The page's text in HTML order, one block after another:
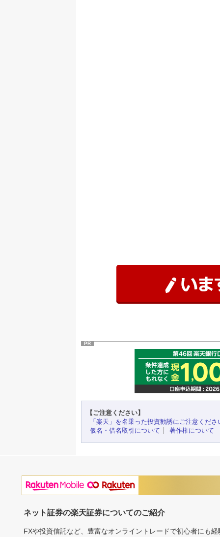
PR
【ご注意ください】
「楽天」を名乗った投資勧誘にご注意くださ
仮名・借名取引について
著作権について
ネット証券の楽天証券についてのご紹介
FXや投資信託など、豊富なオンライントレードで初心者にも